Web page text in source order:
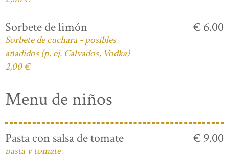
Sorbete de limón
Sorbete de cuchara - posibles
añadidos (p. ej. Calvados, Vodka)
2,00 €
€ 6.00
Menu de niños
Pasta con salsa de tomate
pasta y tomate
€ 9.00